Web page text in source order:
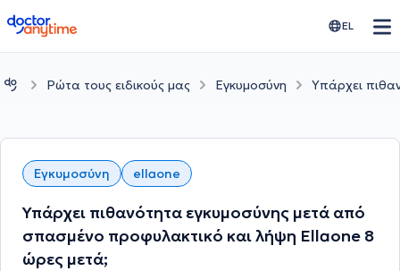
doctoranytime EL
Ρώτα τους ειδικούς μας Εγκυμοσύνη Υπάρχει
Εγκυμοσύνη ellaone
Υπάρχει πιθανότητα εγκυμοσύνης μετά από
σπασμένο προφυλακτικό και λήψη Ellaone 8
ώρες μετά;